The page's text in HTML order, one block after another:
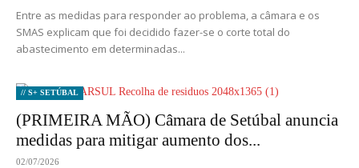
Entre as medidas para responder ao problema, a câmara e os
SMAS explicam que foi decidido fazer-se o corte total do
abastecimento em determinadas...
// S+ SETÚBAL
(PRIMEIRA MÃO) Câmara de Setúbal anuncia
medidas para mitigar aumento dos...
02/07/2026